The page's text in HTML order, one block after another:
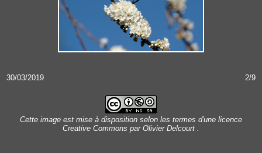
30/03/2019 2/9
Cette image est mise à disposition selon les termes d'une licence
Creative Commons par Olivier Delcourt